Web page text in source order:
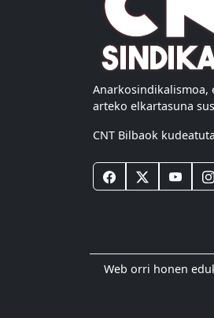
Anarkosindikalismoa,
arteko elkartasuna
CNT Bilbaok
Web orri honen